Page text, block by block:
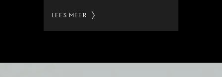
LEES MEER